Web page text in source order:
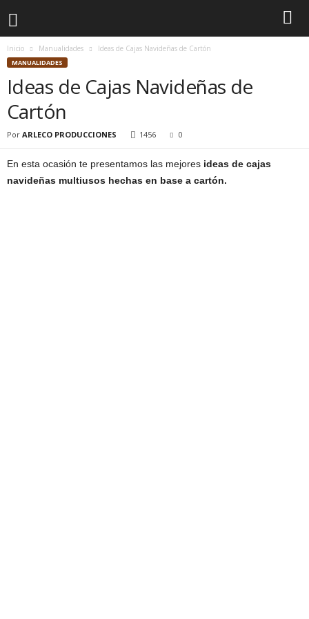
Inicio Manualidades Ideas de Cajas Navideñas de Cartón
MANUALIDADES
Ideas de Cajas Navideñas de
Cartón
Por ARLECO PRODUCCIONES 1456 0
En esta ocasión te presentamos las mejores ideas de cajas
navideñas multiusos hechas en base a cartón.